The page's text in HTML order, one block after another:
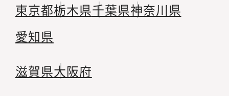
東京都栃木県千葉県神奈川県
愛知県
滋賀県大阪府